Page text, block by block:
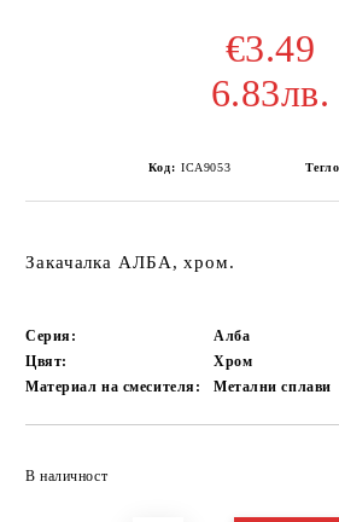
€3.49
6.83лв.
Код: ICA9053
Закачалка АЛБА, хром.
Серия:
Алба
Цвят:
Хром
Материал на смесителя:
Метални сплави
В наличност